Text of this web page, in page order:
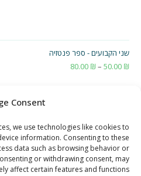
Consent
we use technologies like cookies to
information. Consenting to these
data such as browsing behavior or
or withdrawing consent, may
affect certain features and functions.
שני הקבועים - ספר פנטזיה
50.00 ₪
–
80.00 ₪